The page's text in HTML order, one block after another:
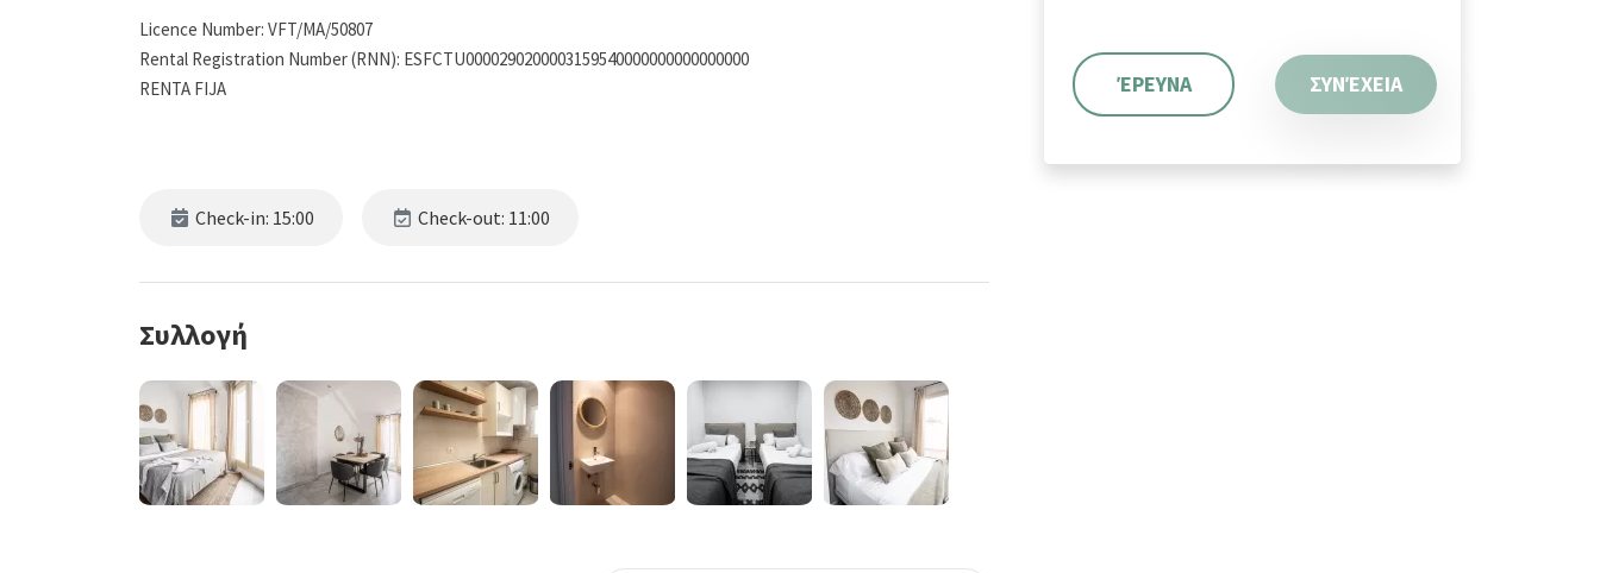
Licence Number: VFT/MA/50807
Rental Registration Number (RNN): ESFCTU0000290200003159540000000000000000
RENTA FIJA
Check-in: 15:00 Check-out: 11:00
Συλλογή
ΈΡΕΥΝΑ ΣΥΝΈΧΕΙΑ